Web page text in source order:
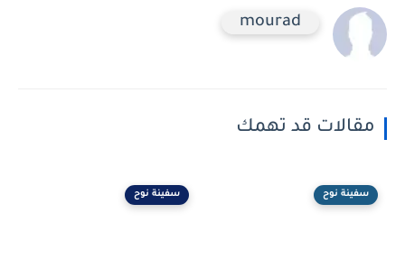
mourad
مقالات قد تهمك
سفينة نوح سفينة نوح